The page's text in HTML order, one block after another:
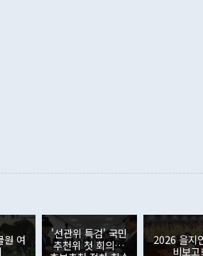
시점에서 흘러간 선(先)비핵화만 되뇌는
보하기 위해 최선을 다할 것"이라고 말했
과연 한반도의 평화와 안정에 플러스냐,
핑에서 정 장관이 언급한 '4자 회담'에 대
토크에서 열리는 '동방경제포럼(EEF)'을
) 검토하고 있다"고 발언한 데 대해서도
라며 "아직 거기까지 진도가 나가지 않
억달러를 넘어섰다. 상품수입은 644억
주변기기(SSD)는 282.7% 증가했다. IT
비IT 품목도 ▲석유제품(47.5%) ▲화공품
용료수지는 전월 흑자에서 4억4000만달
는 배당소득을 중심으로 32억7000만달
다 전월 분기배당에 따른 기저효과로 배
만달러)을 넘어선 것이다. 직접투자에서
만달러, 외국인의 국내투자가 46억
서는 외국인의 국내 주식 매도세가 이어
원 여
'선관위 특검' 국민
추천위 첫 회의…
2026 을지
비보고